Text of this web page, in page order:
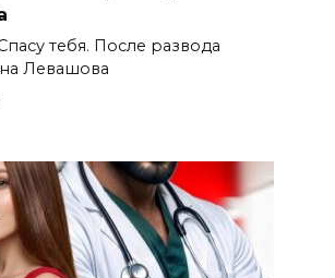
тебя. После развода
Левашова